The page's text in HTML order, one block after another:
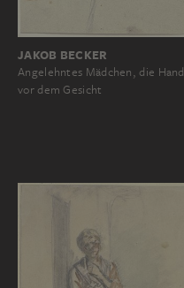
JAKOB BECKER
Angelehntes Mädchen, die Hand
vor dem Gesicht